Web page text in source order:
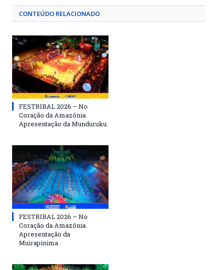
CONTEÚDO RELACIONADO
FESTRIBAL 2026 – No
Coração da Amazônia.
Apresentação da Munduruku.
FESTRIBAL 2026 – No
Coração da Amazônia.
Apresentação da
Muirapinima.